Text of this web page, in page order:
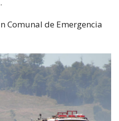
Comunal de Emergencia